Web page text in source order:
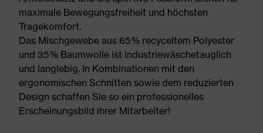
maximale Bewegungsfreiheit und höchsten
Tragekomfort.
Das Mischgewebe aus 65 % recyceltem Polyester
und 35 % Baumwolle ist industriewäschetauglich
und langlebig. In Kombinationen mit den
ergonomischen Schnitten sowie dem reduzierten
Design schaffen Sie so ein professionelles
Erscheinungsbild ihrer Mitarbeiter!